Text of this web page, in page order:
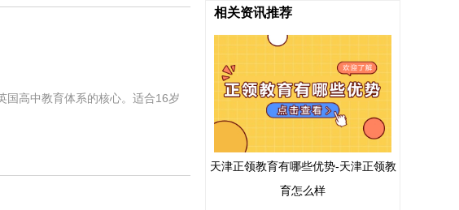
国高中教育体系的核心。适合16岁
相关资讯推荐
天津正领教育有哪些优势-天津正领教
育怎么样